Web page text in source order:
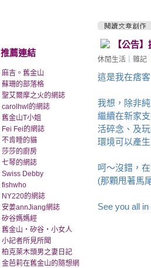
推薦連結
麻吉。舊金山
蘇珊的部落格
聖艾爾摩之火的網誌
carolhwl的網誌
舊金山T小姐
Fei Fei的網誌
不肯睡的貓
莎莎的廚房
七琴的網誌
Swiss Debby
fishwho
NY220的網誌
安姜annJiang網誌
矽谷媽媽經
舊金山‧矽谷‧小女人
小記者所見所聞
柏克萊木頭男之妻日記
金芭莉在舊金山的隨想網
【公告
休閒生活 雜記
這是我在痞
我想，除非
繼續在新家
活碎念、及
環境可以產
呵～沒錯，
(那顆甩著馬
See you all